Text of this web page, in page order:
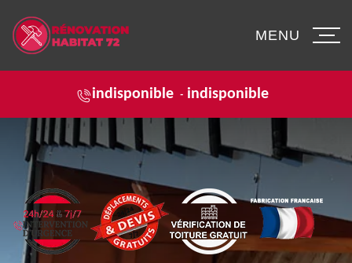
indisponible - indisponible
MENU